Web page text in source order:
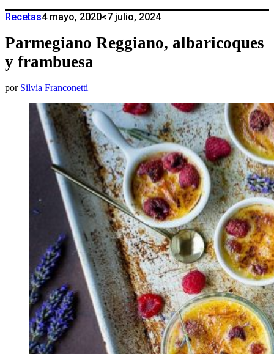
Recetas4 mayo, 2020<7 julio, 2024
Parmegiano Reggiano, albaricoques
y frambuesa
por Silvia Franconetti